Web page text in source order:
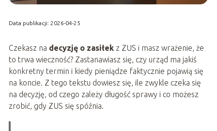
Data publikacji: 2026-04-25
Czekasz na decyzję o zasiłekz ZUS i masz wrażenie, że
to trwa wieczność? Zastanawiasz się, czy urząd ma jakiś
konkretny termin i kiedy pieniądze faktycznie pojawią się
na koncie. Z tego tekstu dowiesz się, ile zwykle czeka się
na decyzję, od czego zależy długość sprawy i co możesz
zrobić, gdy ZUS się spóźnia.